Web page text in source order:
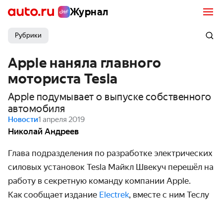
Журнал
Рубрики
Apple наняла главного
моториста Tesla
Apple подумывает о выпуске собственного
автомобиля
Новости1 апреля 2019
Николай Андреев
Глава подразделения по разработке электрических
силовых установок Tesla Майкл Швекуч перешёл на
работу в секретную команду компании Apple.
Как сообщает издание Electrek, вместе с ним Теслу